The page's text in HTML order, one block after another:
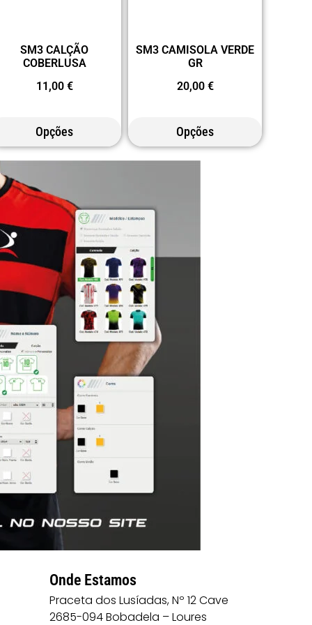
SM3 CALÇÃO
COBERLUSA
11,00 €
Opções
SM3 CAMISOLA VERDE
GR
20,00 €
Opções
Onde Estamos
Praceta dos Lusíadas, Nº 12 Cave
2685-094 Bobadela – Loures